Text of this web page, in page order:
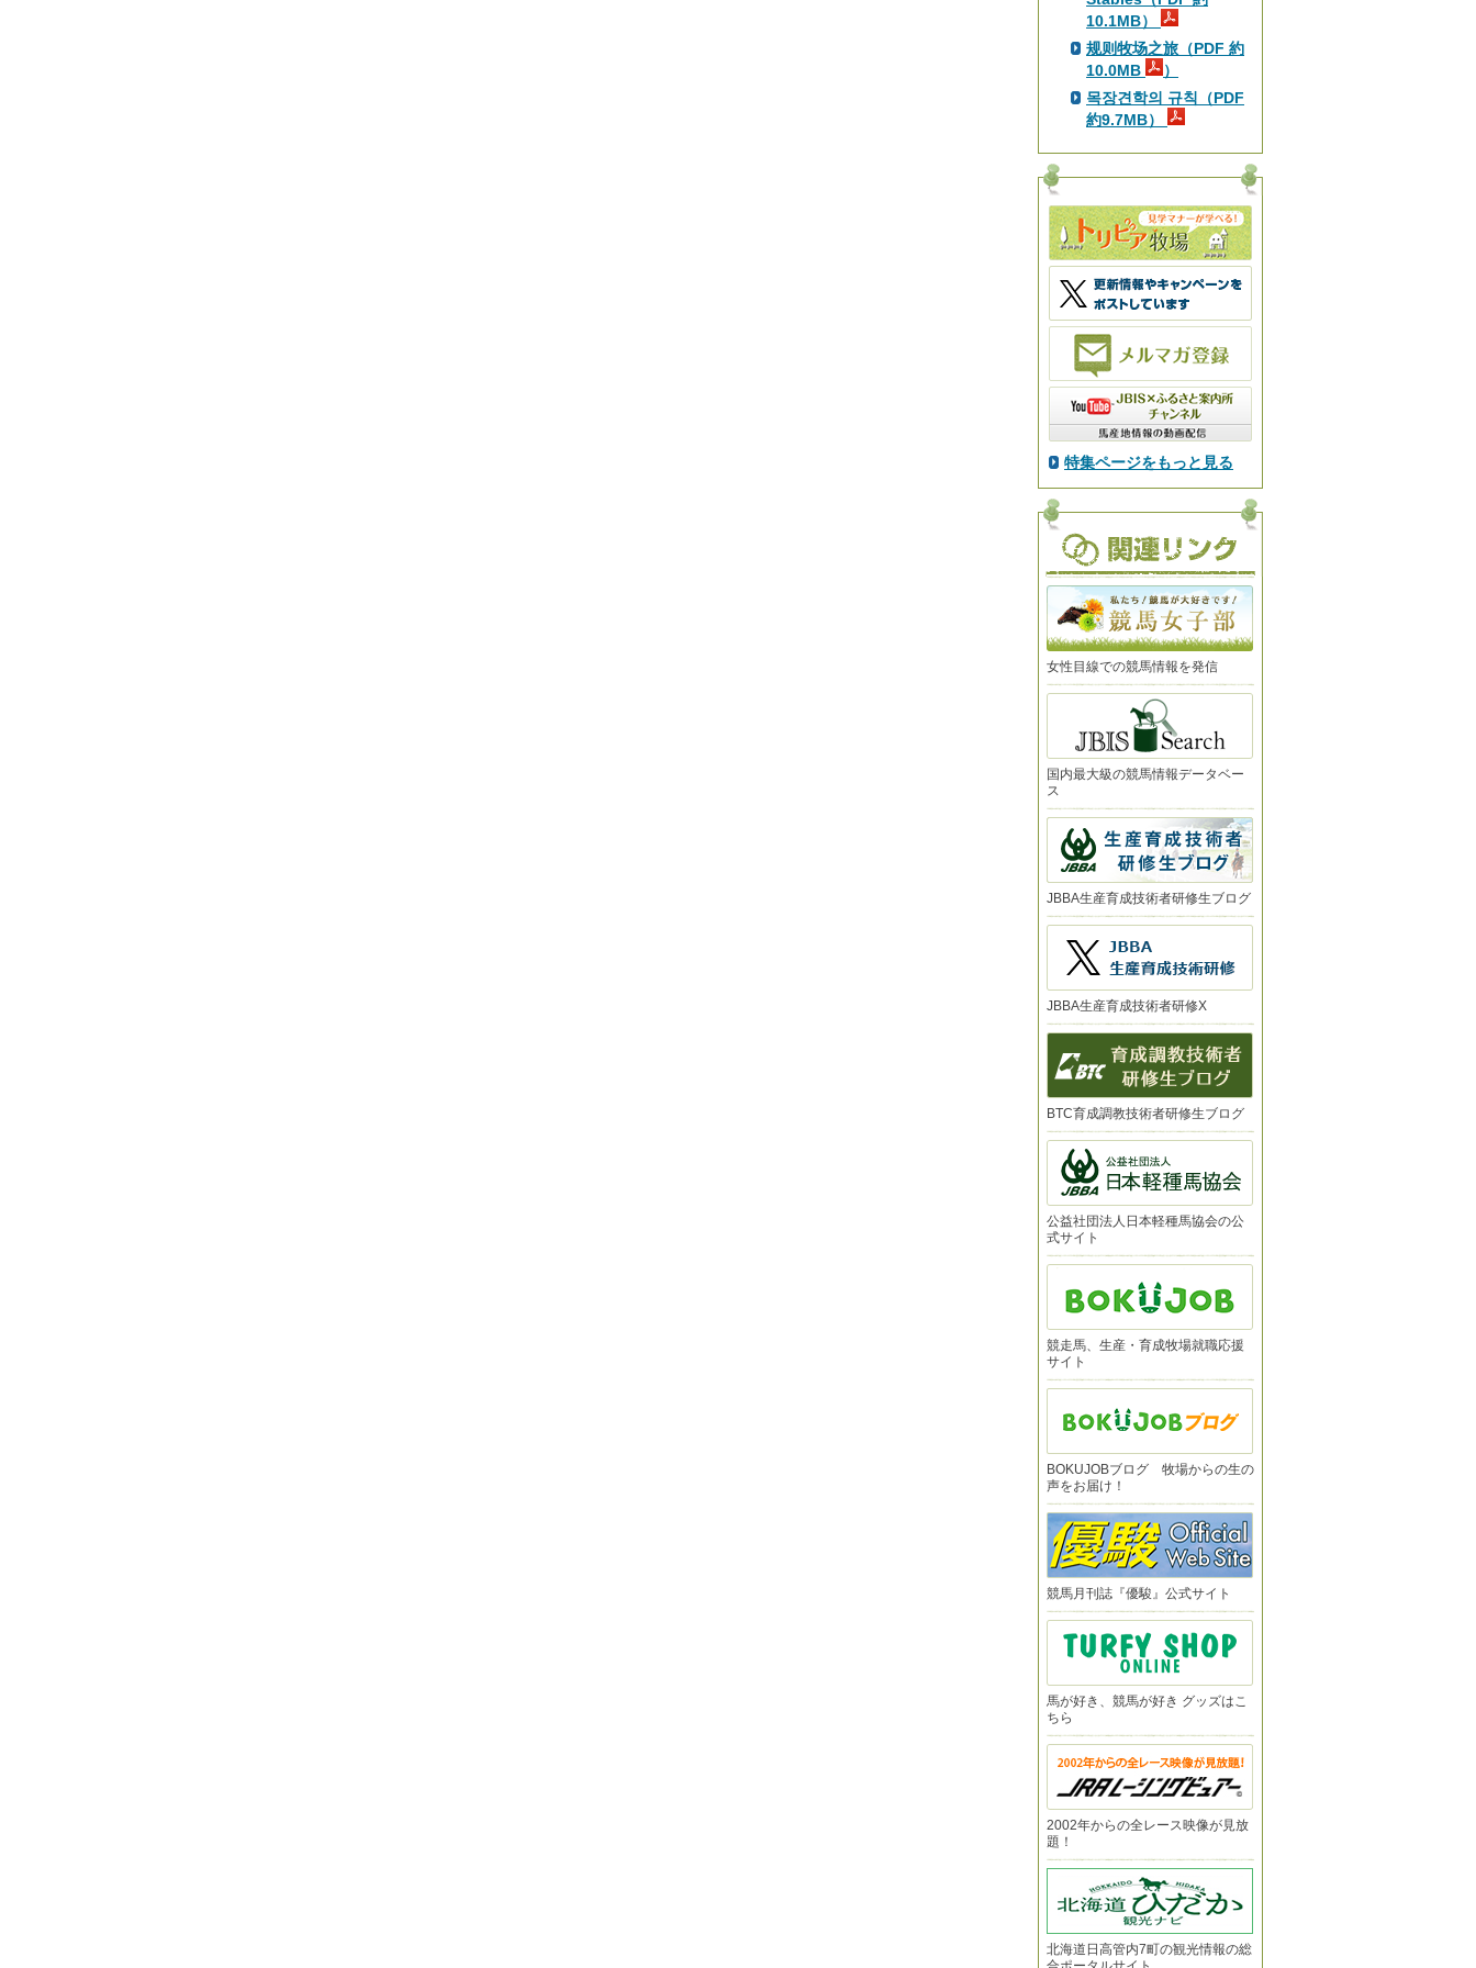
10.1MB）
规则牧场之旅（PDF 約
10.0MB
）
목장견학의 규칙（PDF
約9.7MB）
特集ページをもっと見る
女性目線での競馬情報を発信
国内最大級の競馬情報データベー
ス
JBBA生産育成技術者研修生ブログ
JBBA生産育成技術者研修X
BTC育成調教技術者研修生ブログ
公益社団法人日本軽種馬協会の公
式サイト
競走馬、生産・育成牧場就職応援
サイト
BOKUJOBブログ 牧場からの生の
声をお届け！
競馬月刊誌『優駿』公式サイト
馬が好き、競馬が好き グッズはこ
ちら
2002年からの全レース映像が見放
題！
北海道日高管内7町の観光情報の総